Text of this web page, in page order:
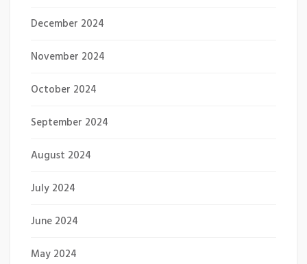
December 2024
November 2024
October 2024
September 2024
August 2024
July 2024
June 2024
May 2024